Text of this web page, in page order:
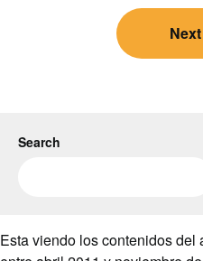
Search
Esta viendo los contenidos